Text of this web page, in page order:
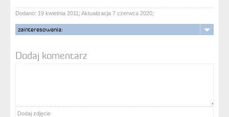
Dodano: 19 kwietnia 2011; Aktualizacja 7 czerwca 2020;
zainteresowania:
Dodaj komentarz
Dodaj zdjęcie